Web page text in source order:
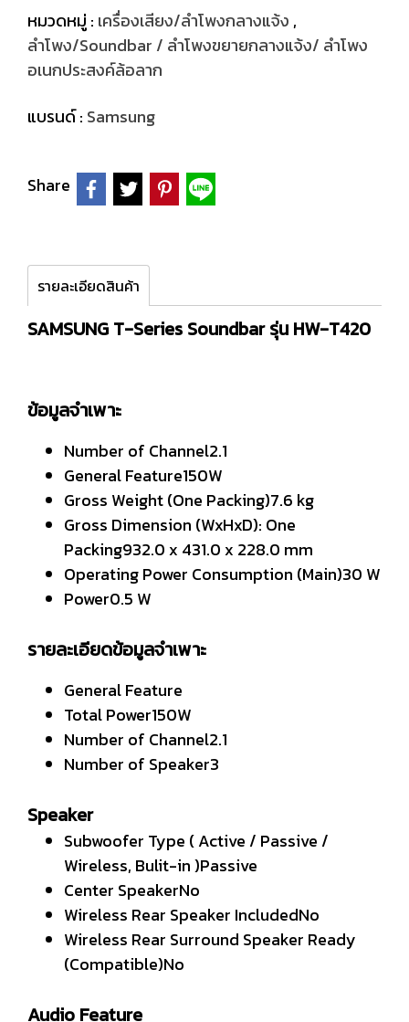
หมวดหมู่ : เครื่องเสียง/ลำโพงกลางแจ้ง ,
ลำโพง/Soundbar / ลำโพงขยายกลางแจ้ง/ ลำโพง
อเนกประสงค์ล้อลาก
แบรนด์ : Samsung
Share
รายละเอียดสินค้า
SAMSUNG T-Series Soundbar รุ่น HW-T420
ข้อมูลจำเพาะ
Number of Channel2.1
General Feature150W
Gross Weight (One Packing)7.6 kg
Gross Dimension (WxHxD): One
Packing932.0 x 431.0 x 228.0 mm
Operating Power Consumption (Main)30 W
Power0.5 W
รายละเอียดข้อมูลจำเพาะ
General Feature
Total Power150W
Number of Channel2.1
Number of Speaker3
Speaker
Subwoofer Type ( Active / Passive /
Wireless, Bulit-in )Passive
Center SpeakerNo
Wireless Rear Speaker IncludedNo
Wireless Rear Surround Speaker Ready
(Compatible)No
Audio Feature